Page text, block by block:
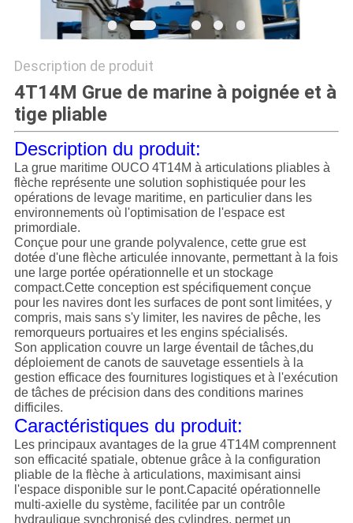
CONTACT
PLAN
DU
SITE
POLITIQUE
DE
CONFIDENTIALITÉ
Description de produit
4T14M Grue de marine à poignée et à
tige pliable
Description du produit:
La grue maritime OUCO 4T14M à articulations pliables à
flèche représente une solution sophistiquée pour les
opérations de levage maritime, en particulier dans les
environnements où l'optimisation de l'espace est
primordiale.
Conçue pour une grande polyvalence, cette grue est
dotée d'une flèche articulée innovante, permettant à la fois
une large portée opérationnelle et un stockage
compact.Cette conception est spécifiquement conçue
pour les navires dont les surfaces de pont sont limitées, y
compris, mais sans s'y limiter, les navires de pêche, les
remorqueurs portuaires et les engins spécialisés.
Son application couvre un large éventail de tâches,du
déploiement de canots de sauvetage essentiels à la
gestion efficace des fournitures logistiques et à l'exécution
de tâches de précision dans des conditions marines
difficiles.
Caractéristiques du produit:
Les principaux avantages de la grue 4T14M comprennent
son efficacité spatiale, obtenue grâce à la configuration
pliable de la flèche à articulations, maximisant ainsi
l'espace disponible sur le pont.Capacité opérationnelle
multi-axielle du système, facilitée par un contrôle
hydraulique synchronisé des cylindres, permet un